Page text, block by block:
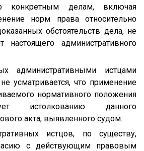
конкретным делам, включая
норм права относительно
обстоятельств дела, не
административного
административными истцами
усматривается, что применение
нормативного положения
истолкованию данного
акта, выявленного судом.
истцов, по существу,
с действующим правовым